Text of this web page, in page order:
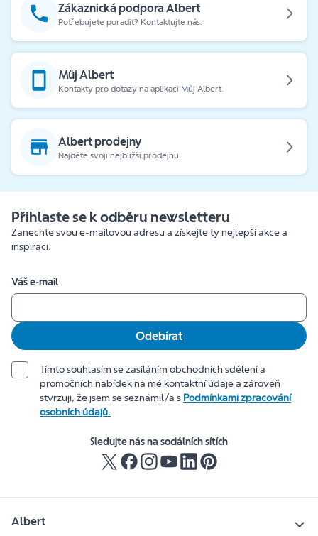
Zákaznická podpora Albert
Potřebujete poradit? Kontaktujte nás.
Můj Albert
Kontakty pro dotazy na aplikaci Můj Albert.
Albert prodejny
Najděte svoji nejbližší prodejnu.
Přihlaste se k odběru newsletteru
Zanechte svou e-mailovou adresu a získejte ty nejlepší akce a
inspiraci.
Váš e-mail
Odebírat
Tímto souhlasím se zasíláním obchodních sdělení a
promočních nabídek na mé kontaktní údaje a zároveň
stvrzuji, že jsem se seznámil/a s Podmínkami zpracování
osobních údajů.
Sledujte nás na sociálních sítích
Albert